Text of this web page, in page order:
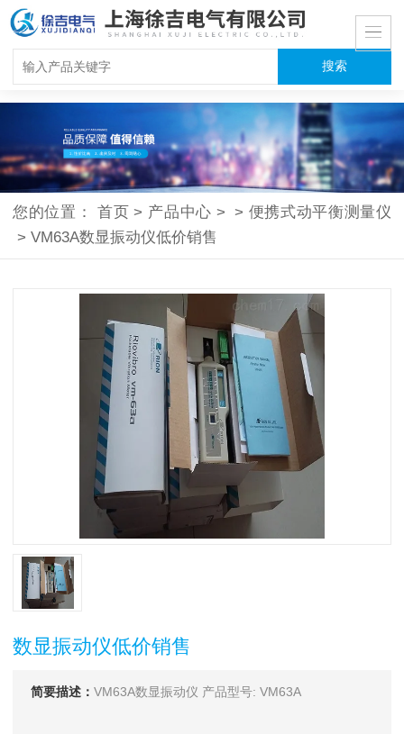
您的位置：首页 > 产品中心 > > 便携式动平衡测量仪
> VM63A数显振动仪低价销售
数显振动仪低价销售
简要描述： VM63A数显振动仪 产品型号: VM63A